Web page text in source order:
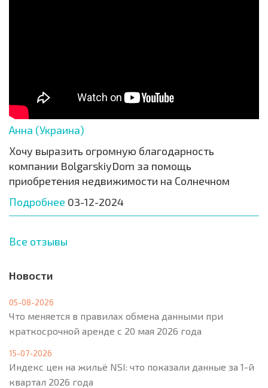
Анна (Украина)
Хочу выразить огромную благодарность
компании BolgarskiyDom за помощь
приобретения недвижимости на Солнечном
Подробнее 03-12-2024
Все отзывы
Новости
05-08-2026
Что меняется в правилах обмена данными при
краткосрочной аренде с 20 мая 2026 года
15-07-2026
Индекс цен на жильё NSI: что показали данные за 1-й
квартал 2026 года